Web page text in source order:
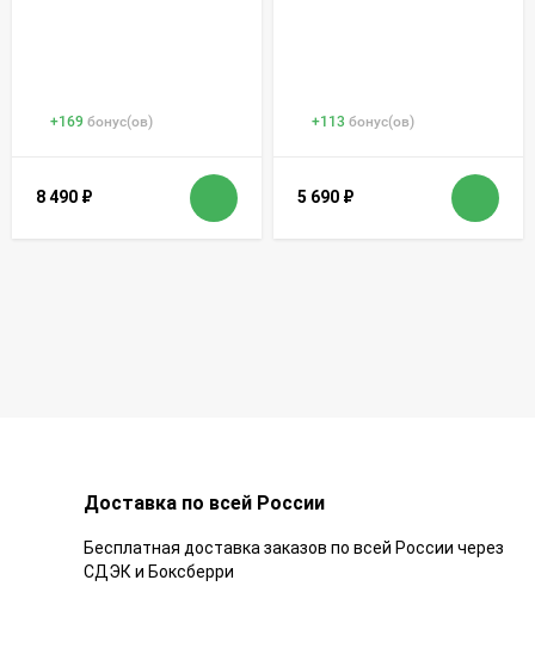
+169 бонус(ов)
8 490 ₽
+113 бонус(ов)
5 690 ₽
Доставка по всей России
Бесплатная доставка заказов по всей России через
СДЭК и Боксберри